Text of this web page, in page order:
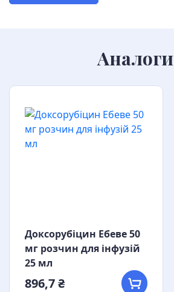
Аналоги
Доксорубіцин Ебеве 50
мг розчин для інфузій
25 мл
896,7 ₴